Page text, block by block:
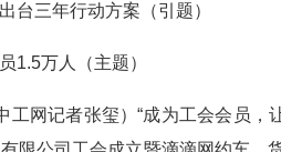
台三年行动方案（引题）
1.5万人（主题）
工网记者张玺）“成为工会会员，